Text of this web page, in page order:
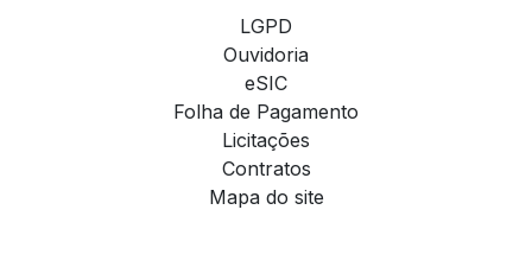
LGPD
Ouvidoria
eSIC
Folha de Pagamento
Licitações
Contratos
Mapa do site